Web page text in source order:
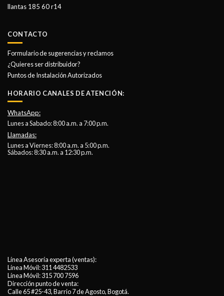
llantas 185 60 r14
CONTACTO
Formulario de sugerencias y reclamos
¿Quieres ser distribuidor?
Puntos de Instalación Autorizados
HORARIO CANALES DE ATENCIÓN:
WhatsApp:
Lunes a Sabado: 8:00 a.m. a 7:00 p.m.
Llamadas:
Lunes a Viernes: 8:00 a.m. a 5:00 p.m.
Sábados: 8:30 a.m. a 12:30 p.m.
Línea Asesoría experta (ventas):
Línea Móvil:311 4482533
Línea Móvil:315 700 7596
Dirección punto de venta:
Calle 65 #25-43, Barrio 7 de Agosto, Bogotá.